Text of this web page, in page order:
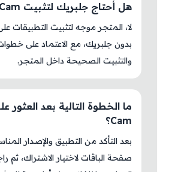
هل أحتاج جلبريك لتثبيت Dazz Cam؟
بدون جلبريك، مع الاعتماد على
والتثبيت الصحيحة داخل المتجر.
Cam؟
بعد التأكد من التطبيق والإصدار
صفحة الباقات لاختيار الاشتراك، ثم